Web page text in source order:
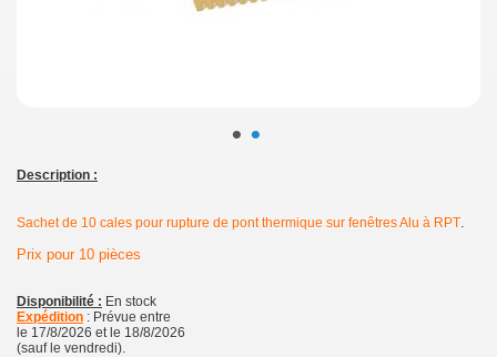
• •
Description :
Sachet de 10 cales pour rupture de pont thermique sur fenêtres Alu à RPT
Prix pour 10 pièces
Disponibilité : En stock
Expédition : Prévue entre
le 17/8/2026 et le 18/8/2026
(sauf le vendredi).